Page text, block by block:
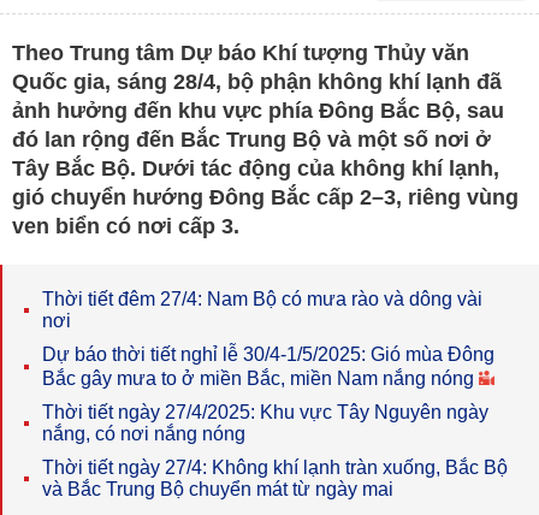
Theo Trung tâm Dự báo Khí tượng Thủy văn
Quốc gia, sáng 28/4, bộ phận không khí lạnh đã
ảnh hưởng đến khu vực phía Đông Bắc Bộ, sau
đó lan rộng đến Bắc Trung Bộ và một số nơi ở
Tây Bắc Bộ. Dưới tác động của không khí lạnh,
gió chuyển hướng Đông Bắc cấp 2–3, riêng vùng
ven biển có nơi cấp 3.
Thời tiết đêm 27/4: Nam Bộ có mưa rào và dông vài
nơi
Dự báo thời tiết nghỉ lễ 30/4-1/5/2025: Gió mùa Đông
Bắc gây mưa to ở miền Bắc, miền Nam nắng nóng
Thời tiết ngày 27/4/2025: Khu vực Tây Nguyên ngày
nắng, có nơi nắng nóng
Thời tiết ngày 27/4: Không khí lạnh tràn xuống, Bắc Bộ
và Bắc Trung Bộ chuyển mát từ ngày mai